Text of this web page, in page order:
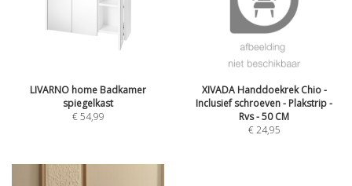
LIVARNO home Badkamer
spiegelkast
€54,99
XIVADA Handdoekrek Chio -
Inclusief schroeven - Plakstrip -
Rvs - 50 CM
€24,95